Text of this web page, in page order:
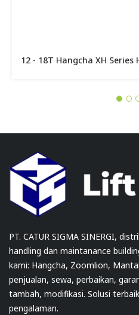
PT. CATUR SIGMA SINERGI,
handling dan maintanance
kami: Hangcha, Zoomlion,
penjualan, sewa, perbaikan,
tambah, modifikasi. Solusi
pengalaman.